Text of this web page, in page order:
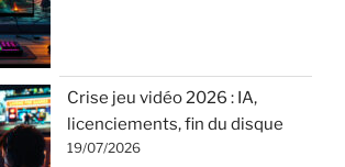
Crise jeu vidéo 2026 : IA,
licenciements, fin du disque
19/07/2026